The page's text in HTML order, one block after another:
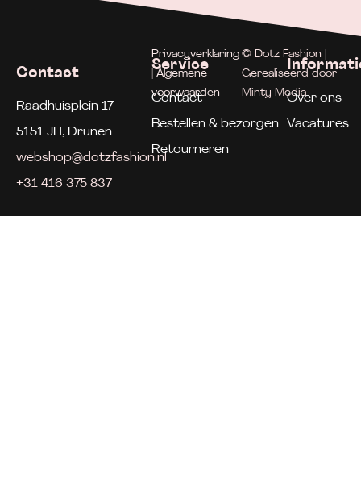
Contact
Raadhuisplein 17
5151 JH, Drunen
webshop@dotzfashion.nl
+31 416 375 837
Service
Contact
Bestellen & bezorgen
Retourneren
Over ons
Vacatures
Privacyverklaring
| Algemene
voorwaarden
© Dotz Fashion |
Gerealiseerd door
Minty Media